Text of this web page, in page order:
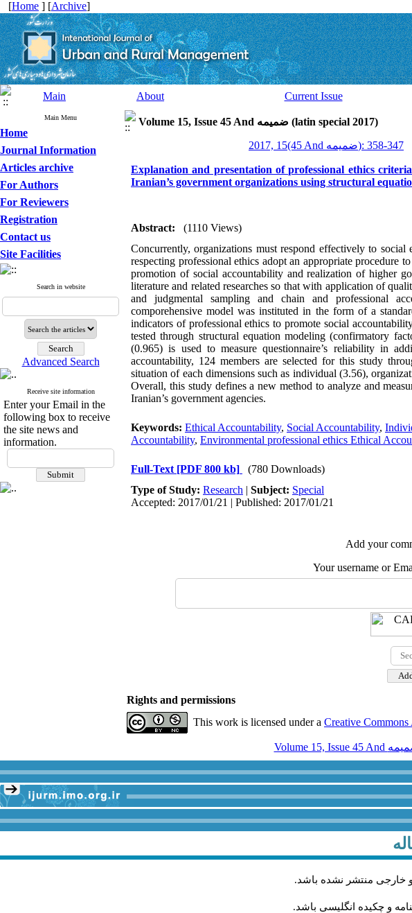
[Home ] [Archive]
Main About Current Issue
Main Menu
Home
Journal Information
Articles archive
For Authors
For Reviewers
Registration
Contact us
Site Facilities
Search in website
Advanced Search
Receive site information
Enter your Email in the
following box to receive
the site news and
information.
Volume 15, Issue 45 And ضميمه (latin special 2017)
2017, 15(45 And ضميمه): 347-358
Explanation and presentation of professional ethics
Iranian’s government organizations using structural
Abstract:
(1110 Views)
Concurrently, organizations must respond effectively to
respecting professional ethics adopt an appropriate procedure
promotion of social accountability and realization of higher
literature and related researches so that with application of
and judgmental sampling and chain and professional
comporehensive model was instituted in the form of a
indicators of professional ethics to promote social
tested through structural equation modeling (confirmatory
(0.965) is used to measure questionnaire’s reliability in
accountability, 124 members are selected for this study
situation of each dimensions such as individual (3.56),
Overall, this study defines a new method to analyze and
Iranian’s government agencies.
Keywords: Ethical Accountability, Social Accountability,
Accountability, Environmental professional ethics Ethical
Full-Text [PDF 800 kb]
(780 Downloads)
Type of Study: Research | Subject: Special
Accepted: 2017/01/21 | Published: 2017/01/21
Add your
Your username or
Rights and permissions
This work is licensed under a Creative
خارجی منتشر نشده باشد.
و چکیده انگلیسی باشد.